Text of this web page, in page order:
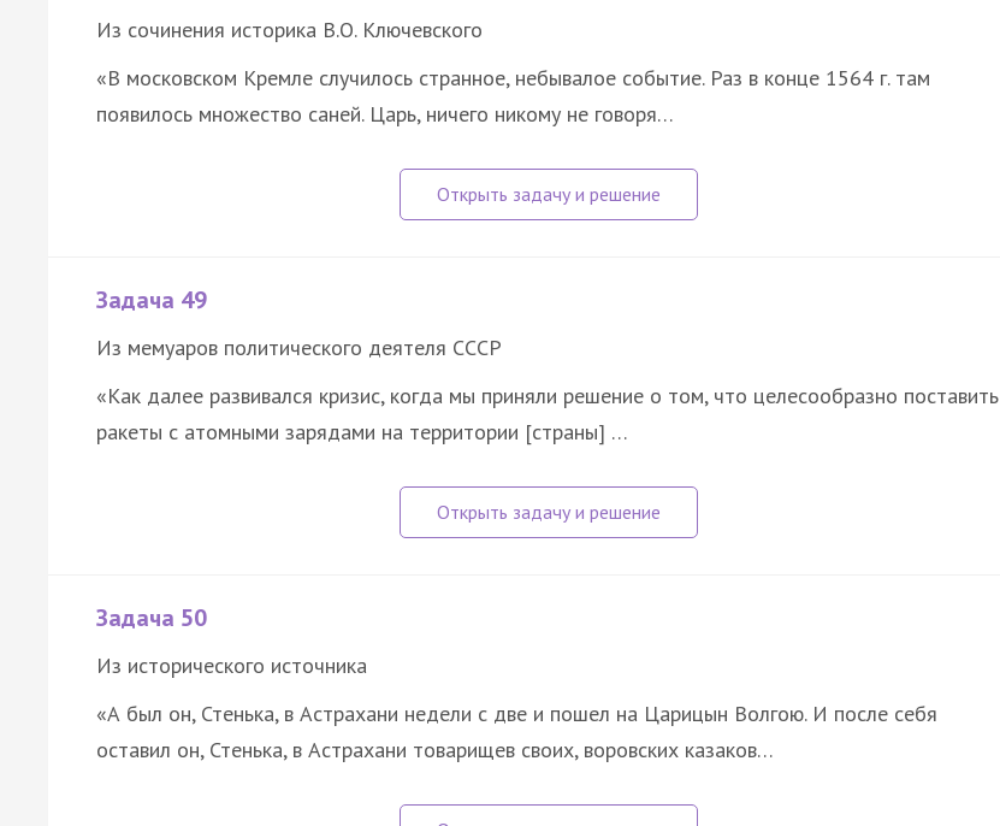
Из сочинения историка В.О. Ключевского
«В московском Кремле случилось странное, небывалое событие. Раз в конце 1564 г. там
появилось множество саней. Царь, ничего никому не говоря…
Задача 49
Из мемуаров политического деятеля СССР
«Как далее развивался кризис, когда мы приняли решение о том, что целесообразно поставить
ракеты с атомными зарядами на территории [страны] …
Задача 50
Из исторического источника
«А был он, Стенька, в Астрахани недели с две и пошел на Царицын Волгою. И после себя
оставил он, Стенька, в Астрахани товарищев своих, воровских казаков…